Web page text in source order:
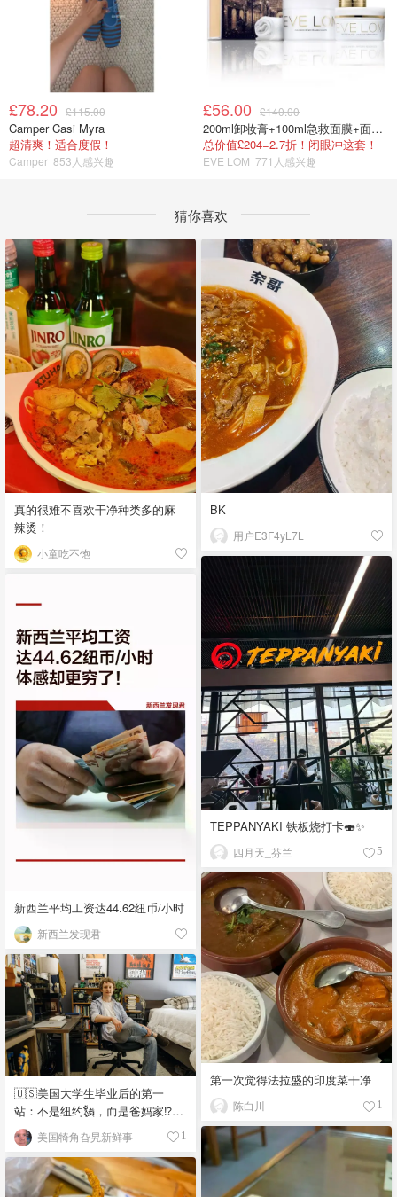
£78.20 £115.00
Camper Casi Myra
超清爽！适合度假！
Camper 853人感兴趣
£56.00 £140.00
200ml卸妆膏+100ml急救面膜+面霜+洁颜布
总价值£204=2.7折！闭眼冲这套！
EVE LOM 771人感兴趣
猜你喜欢
真的很难不喜欢干净种类多的麻
辣烫！
小童吃不饱
BK
用户E3F4yL7L
TEPPANYAKI 铁板烧打卡🍣✨
四月天_芬兰 5
新西兰平均工资达44.62纽币/小时
新西兰发现君
第一次觉得法拉盛的印度菜干净
陈白川 1
🇺🇸美国大学生毕业后的第一
站：不是纽约🗽，而是爸妈家⁉️😂
🏠
美国犄角旮旯新鲜事 1